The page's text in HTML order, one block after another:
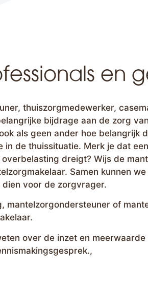
en
thuiszorgmedewerker,
bijdrage aan de zorg
als geen ander hoe belangrijk
in de thuissituatie. Merk je dat
dreigt? Wijs de
Samen kunnen
voor de zorgvrager.
mantelzorgondersteuner of
over de inzet en